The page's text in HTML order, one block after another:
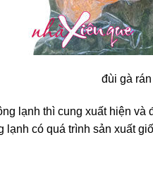
đùi gà
lạnh thì cung xuất hiện
có quá trình sản xuất